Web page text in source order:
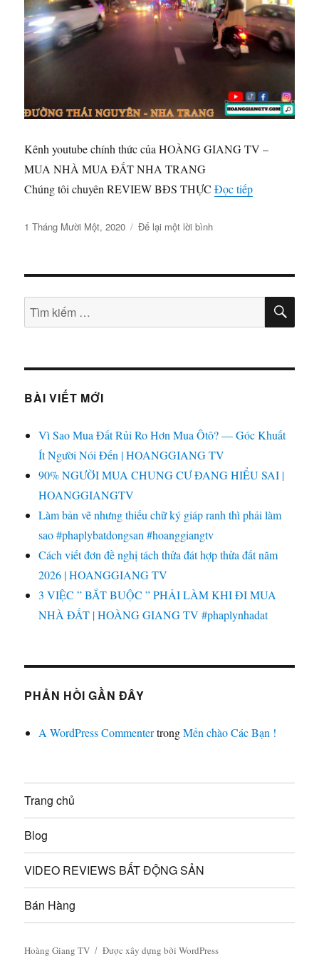
VIEW
SÔNG
CÁI
1,5TR/M2
HOÀNG
TV
Kênh youtube chính thức của HOÀNG GIANG TV –
MUA NHÀ MUA ĐẤT NHA TRANG
Chúng tôi chuyên REVIEW BĐS THỰCĐọc tiếp“ĐƯỜNG
Đăng
1 Tháng Mười Một, 2020 Để lại một lời bìnhở
TRANG
HOÀNG
Tìm
kiếm:
TÌM
BÀI VIẾT MỚI
Vì Sao Mua Đất Rủi Ro Hơn Mua Ôtô? — Góc Khuất
Ít Người Nói Đến | HOANGGIANG TV
90% NGƯỜI MUA CHUNG CƯ ĐANG HIỂU SAI |
HOANGGIANGTV
Làm bản vẽ nhưng thiếu chữ ký giáp ranh thì phải làm
sao #phaplybatdongsan #hoanggiangtv
Cách viết đơn đề nghị tách thửa đát hợp thửa đất năm
2026 | HOANGGIANG TV
3 VIỆC ” BẮT BUỘC ” PHẢI LÀM KHI ĐI MUA
NHÀ ĐẤT | HOÀNG GIANG TV #phaplynhadat
PHẢN HỒI GẦN ĐÂY
A WordPress CommentertrongMến chào Các Bạn !
Trang chủ
Blog
VIDEO REVIEWS BẤT ĐỘNG SẢN
Bán Hàng
Hoàng Giang TV Được xây dựng bởi WordPress